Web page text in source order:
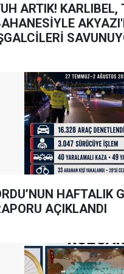
ARTIK! KARLIBEL, TURİZM
HAFTALIK
AÇIKLANDI